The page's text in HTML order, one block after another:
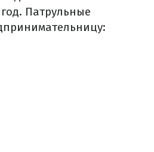
Патрульные